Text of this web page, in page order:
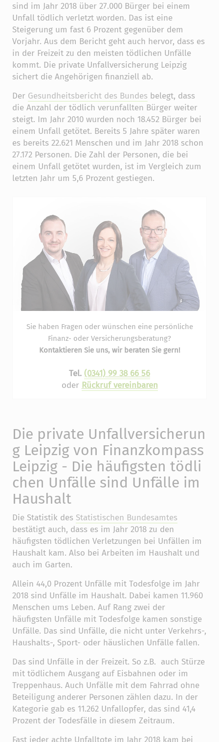
sind im Jahr 2018 über 27.000 Bürger bei einem
Unfall tödlich verletzt worden. Das ist eine
Steigerung um fast 6 Prozent gegenüber dem
Vorjahr. Aus dem Bericht geht auch hervor, dass es
in der Freizeit zu den meisten tödlichen Unfälle
kommt. Die private Unfallversicherung Leipzig
sichert die Angehörigen finanziell ab.
Der Gesundheitsbericht des Bundes belegt, dass
die Anzahl der tödlich verunfallten Bürger weiter
steigt. Im Jahr 2010 wurden noch 18.452 Bürger bei
einem Unfall getötet. Bereits 5 Jahre später waren
es bereits 22.621 Menschen und im Jahr 2018 schon
27.172 Personen. Die Zahl der Personen, die bei
einem Unfall getötet wurden, ist im Vergleich zum
letzten Jahr um 5,6 Prozent gestiegen.
Sie haben Fragen oder wünschen eine persönliche
Finanz- oder Versicherungsberatung?
Kontaktieren Sie uns, wir beraten Sie gern!
Tel. (0341) 99 38 66 56
oder Rückruf vereinbaren
Die private Unfallversicherun
g Leipzig von Finanzkompass
Leipzig - Die häufigsten tödli
chen Unfälle sind Unfälle im
Haushalt
Die Statistik des Statistischen Bundesamtes
bestätigt auch, dass es im Jahr 2018 zu den
häufigsten tödlichen Verletzungen bei Unfällen im
Haushalt kam. Also bei Arbeiten im Haushalt und
auch im Garten.
Allein 44,0 Prozent Unfälle mit Todesfolge im Jahr
2018 sind Unfälle im Haushalt. Dabei kamen 11.960
Menschen ums Leben. Auf Rang zwei der
häufigsten Unfälle mit Todesfolge kamen sonstige
Unfälle. Das sind Unfälle, die nicht unter Verkehrs-,
Haushalts-, Sport- oder häuslichen Unfälle fallen.
Das sind Unfälle in der Freizeit. So z.B. auch Stürze
mit tödlichem Ausgang auf Eisbahnen oder im
Treppenhaus. Auch Unfälle mit dem Fahrrad ohne
Beteiligung anderer Personen zählen dazu. In der
Kategorie gab es 11.262 Unfallopfer, das sind 41,4
Prozent der Todesfälle in diesem Zeitraum.
Fast jeder achte Unfalltote im Jahr 2018 kam bei